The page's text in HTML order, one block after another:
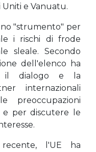
Uniti e Vanuatu.
"strumento" per
i rischi di frode
sleale. Secondo
dell'elenco ha
il dialogo e la
internazionali
preoccupazioni
e per discutere le
l'UE ha